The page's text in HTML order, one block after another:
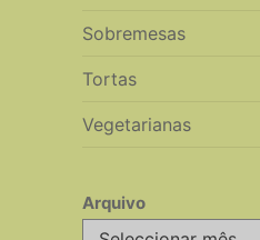
Sobremesas
Tortas
Vegetarianas
Arquivo
Arquivo